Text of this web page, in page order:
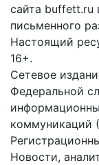
сайта buffett.ru
письменного
Настоящий
16+.
Сетевое
Федеральной
коммуникаций
Новости,